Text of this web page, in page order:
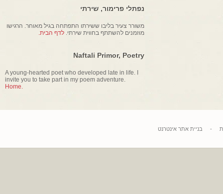
נפתלי פרימור, שירתי
משורר צעיר בליבו ששירתו התפתחה בגיל מאוחר. הרגישו
מוזמנים להשתתף בחווית שירתי.לדף הבית.
Naftali Primor, Poetry
A young-hearted poet who developed late in life. I
invite you to take part in my poem adventure.
Home.
בניית אתר אינטרנט